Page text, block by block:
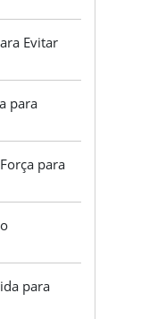
Evitar
para
para
para